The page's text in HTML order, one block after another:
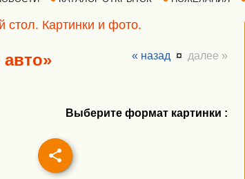
стол. Картинки и фото.
авто» « назад ¤ далее »
Выберите формат картинки :